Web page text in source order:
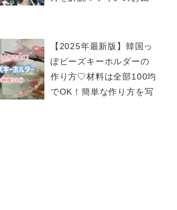
【2025年最新版】韓国っ
ぽビーズキーホルダーの
作り方♡材料は全部100均
でOK！簡単な作り方を写